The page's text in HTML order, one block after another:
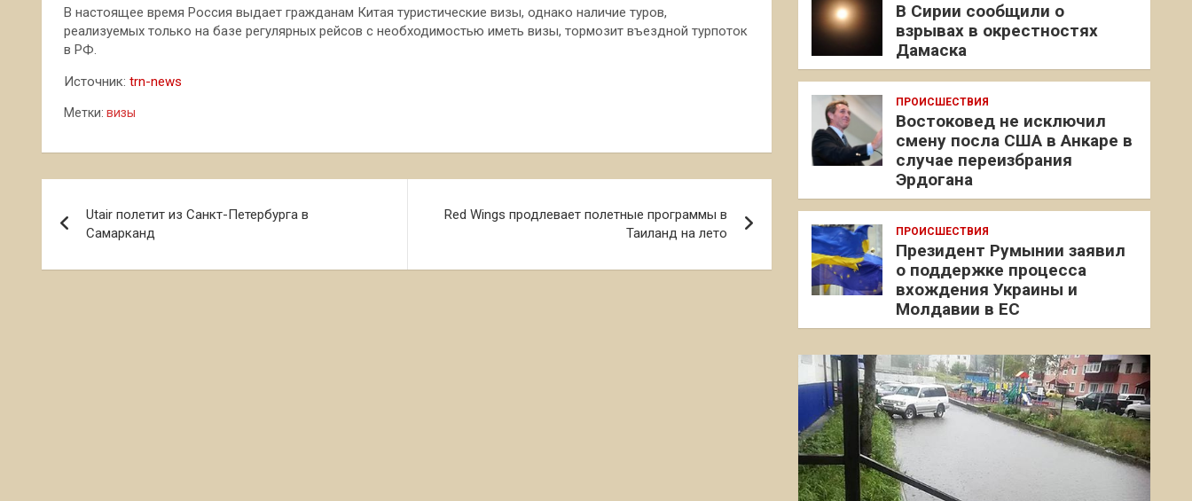
В настоящее время Россия выдает гражданам Китая туристические визы, однако наличие туров,
реализуемых только на базе регулярных рейсов с необходимостью иметь визы, тормозит въездной турпоток
в РФ.
Источник: trn-news
Метки: визы
по
записям
Utair полетит из Санкт-Петербурга в
Самарканд
Red Wings продлевает полетные программы в
Таиланд на лето
В Сирии сообщили о
взрывах в окрестностях
Дамаска
ПРОИСШЕСТВИЯ
Востоковед не исключил
смену посла США в Анкаре в
случае переизбрания
Эрдогана
ПРОИСШЕСТВИЯ
Президент Румынии заявил
о поддержке процесса
вхождения Украины и
Молдавии в ЕС